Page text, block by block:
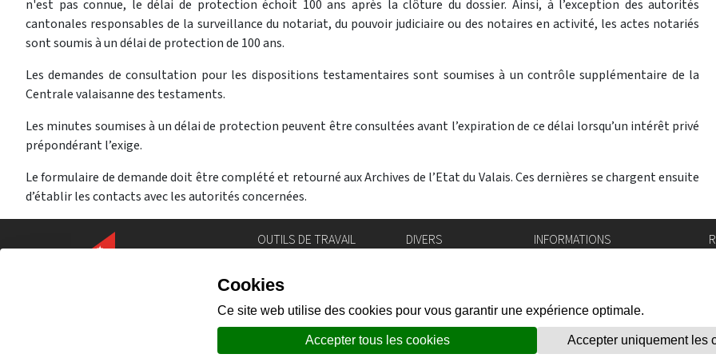
n'est pas connue, le délai de protection échoit 100 ans après la clôture du dossier. Ainsi, à l’exception des autorités
cantonales responsables de la surveillance du notariat, du pouvoir judiciaire ou des notaires en activité, les actes notariés
sont soumis à un délai de protection de 100 ans.
Les demandes de consultation pour les dispositions testamentaires sont soumises à un contrôle supplémentaire de la
Centrale valaisanne des testaments.
Les minutes soumises à un délai de protection peuvent être consultées avant l’expiration de ce délai lorsqu’un intérêt privé
prépondérant l’exige.
Le formulaire de demande doit être complété et retourné aux Archives de l’Etat du Valais. Ces dernières se chargent ensuite
d’établir les contacts avec les autorités concernées.
OUTILS DE TRAVAIL
Géoportail
Intranet
Portail des communes
DIVERS
INFORMATIONS
Mentions légales
Réseaux sociaux
Politique de confidentialité